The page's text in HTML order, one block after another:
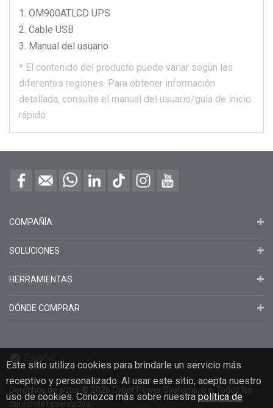
OM900ATLCD UPS
Cable USB
Manual del usuario
* El contenido del producto puede variar según las
diferentes regiones. Para obtener información
detallada, consulte el manual del usuario/guía de inicio
rápido
Este sitio utiliza cookies para brindarle un servicio más
receptivo y personalizado. Al usar este sitio, acepta nuestro
uso de cookies. Conozca más sobre nuestra política de
COMPAÑÍA
SOLUCIONES
HERRAMIENTAS
DÓNDE COMPRAR
Derechos de autor © 2026 Cyber Power Systems, Inc. Todos los
derechos reservados.